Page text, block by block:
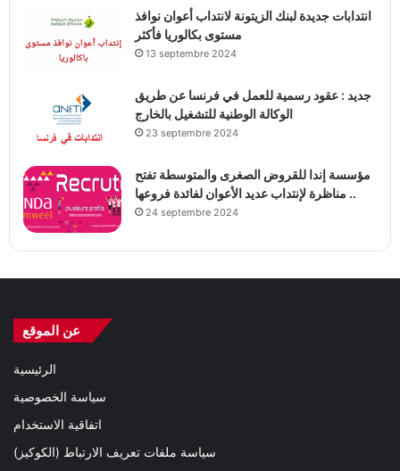
انتدابات جديدة لبنك الزيتونة لانتداب أعوان نوافذ
مستوى بكالوريا فأكثر
13 septembre 2024
جديد : عقود رسمية للعمل في فرنسا عن طريق
الوكالة الوطنية للتشغيل بالخارج
23 septembre 2024
مؤسسة إندا للقروض الصغرى والمتوسطة تفتح
مناظرة لإنتداب عديد الأعوان لفائدة فروعها ..
24 septembre 2024
عن الموقع
الرئيسية
سياسة الخصوصية
اتفاقية الاستخدام
سياسة ملفات تعريف الارتباط (الكوكيز)